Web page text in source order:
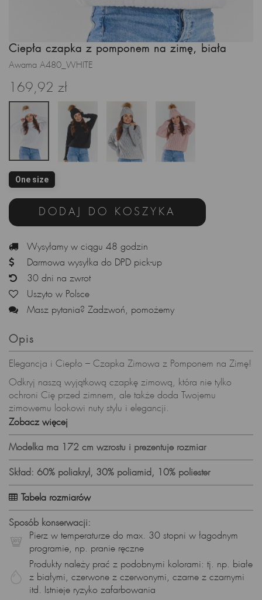
Ciepła czapka z pomponem na zimę, biała
Awama A480_WHITE
169,92 zł
One size
DODAJ DO KOSZYKA
Wysyłamy w ciągu 48 godzin
Darmowa wysyłka do DPD pick-up
30 dni na zwrot
Uszyto w Polsce
Masz pytania? Zadzwoń, pomożemy
Opis
Elegancja i Ciepło – Czapka Zimowa z Pomponem na Zimę!
Odkryj naszą wyjątkową czapkę zimową, która nie tylko
ochroni Cię przed zimnem, ale także doda Twojemu
zimowemu lookowi nuty stylu i elegancji.
Ciepłe Podszycie z Polaru – Komfort w Najzimniejsze Dni:
Czapka wyposażona jest w podszycie z polaru, co sprawia,
że nie tylko jest niezwykle ciepła, ale również miła w dotyku.
To uczucie komfortu, którego potrzebujesz podczas zimowych
dni.
Wzór Warkocza – Modny Akcent:
Wzór warkocza nadaje czapce modny charakter,
wprowadzając do Twojej zimowej stylizacji nutę elegancji i
finezji. To idealne połączenie funkcjonalności i stylu.
Pompon z Futerka – Wyjątkowy Styl:
Czapka ozdobiona jest pomponem z futerka, co nadaje jej
wyjątkowy i luksusowy wygląd. To detale sprawiają, że
Zobacz więcej
Modelka ma 172 cm wzrostu i prezentuje rozmiar
Skład: 60% poliakryl, 30% poliamid, 10% poliester
Tabela rozmiarów
Sposób konserwacji:
Pierz w temperaturze do max. 30 stopni w łagodnym
programie, np. pranie ręczne
Produkty należy prać z podobnymi kolorami: tj. np. białe
z białymi, czerwone z czerwonymi, czarne z czarnymi
itd. Istnieje ryzyko zafarbowania